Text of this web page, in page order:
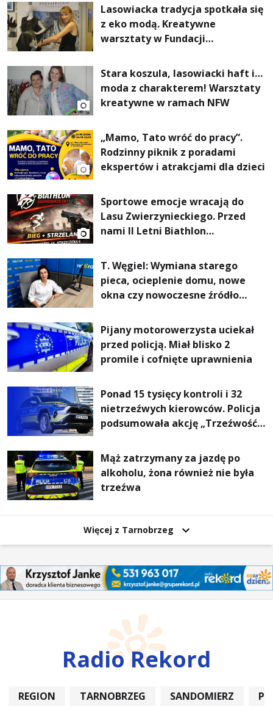
Lasowiacka tradycja spotkała się
z eko modą. Kreatywne
warsztaty w Fundacji
Stara koszula, lasowiacki haft i…
moda z charakterem! Warsztaty
kreatywne w ramach NFW
„Mamo, Tato wróć do pracy”.
Rodzinny piknik z poradami
ekspertów i atrakcjami dla dzieci
Sportowe emocje wracają do
Lasu Zwierzynieckiego. Przed
nami II Letni Biathlon
T. Węgiel: Wymiana starego
pieca, ocieplenie domu, nowe
okna czy nowoczesne źródło
rachunki za energię, lepszy
komfort życia i... czystsze
powietrze
Pijany motorowerzysta uciekał
przed policją. Miał blisko 2
promile i cofnięte uprawnienia
Ponad 15 tysięcy kontroli i 32
nietrzeźwych kierowców. Policja
podsumowała akcję „Trzeźwość”
Mąż zatrzymany za jazdę po
alkoholu, żona również nie była
trzeźwa
Więcej z Tarnobrzeg
Radio Rekord
REGION TARNOBRZEG SANDOMIERZ